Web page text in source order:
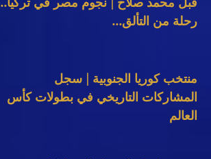
قبل محمد صلاح | نجوم مصر في تركيا..
رحلة من التألق...
منتخب كوريا الجنوبية | سجل
المشاركات التاريخي في بطولات كأس
العالم